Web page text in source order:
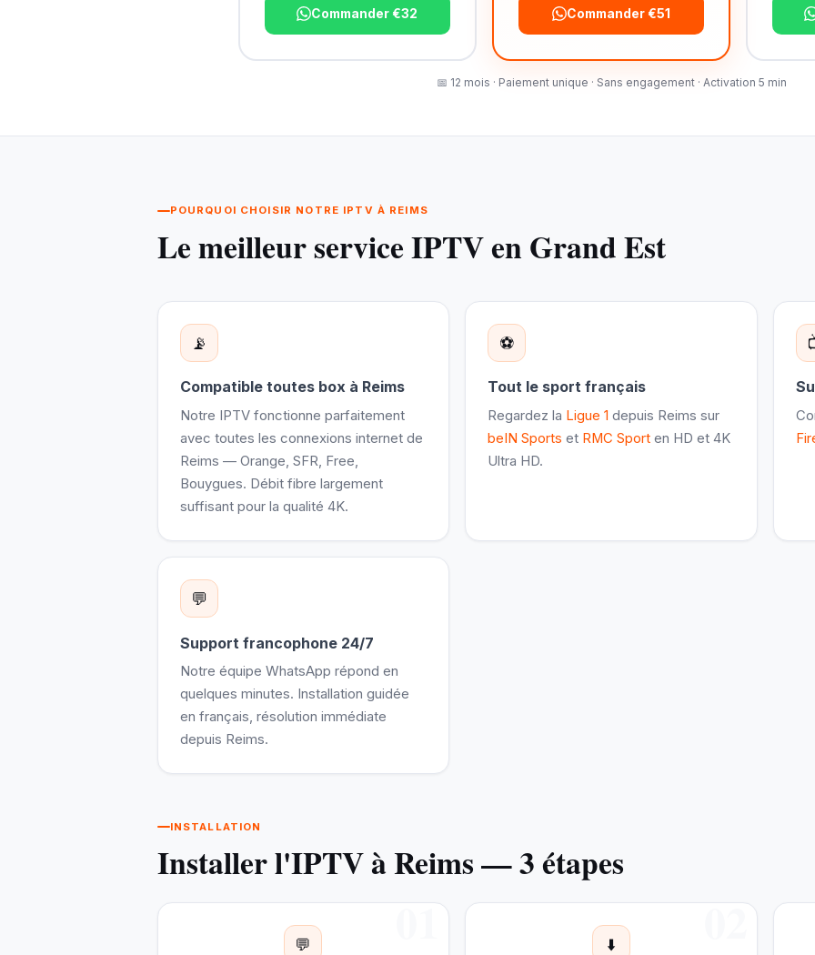
Commander €32 Commander €51
📅 12 mois · Paiement unique · Sans engagement · Activation 5 min
POURQUOI CHOISIR NOTRE IPTV À REIMS
Le meilleur service IPTV en Grand Est
📡
Compatible toutes box à Reims
Notre IPTV fonctionne parfaitement
avec toutes les connexions internet de
Reims — Orange, SFR, Free,
Bouygues. Débit fibre largement
suffisant pour la qualité 4K.
⚽
Tout le sport français
Regardez la Ligue 1 depuis Reims sur
beIN Sports et RMC Sport en HD et 4K
Ultra HD.
💬
Support francophone 24/7
Notre équipe WhatsApp répond en
quelques minutes. Installation guidée
en français, résolution immédiate
depuis Reims.
INSTALLATION
Installer l'IPTV à Reims — 3 étapes
01
💬 02
⬇️